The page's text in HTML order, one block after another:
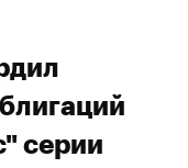
серии